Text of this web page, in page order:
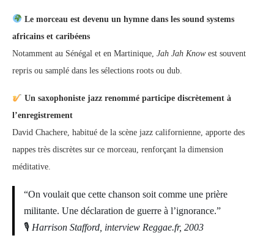
Le morceau est devenu un hymne dans les sound systems
africains et caribéens
Notamment au Sénégal et en Martinique, Jah Jah Knowest souvent
repris ou samplé dans les sélections roots ou dub.
Un saxophoniste jazz renommé participe discrètement à
l’enregistrement
David Chachere, habitué de la scène jazz californienne, apporte des
nappes très discrètes sur ce morceau, renforçant la dimension
méditative.
“On voulait que cette chanson soit comme une prière
militante. Une déclaration de guerre à l’ignorance.”
🎙 Harrison Stafford, interview Reggae.fr, 2003